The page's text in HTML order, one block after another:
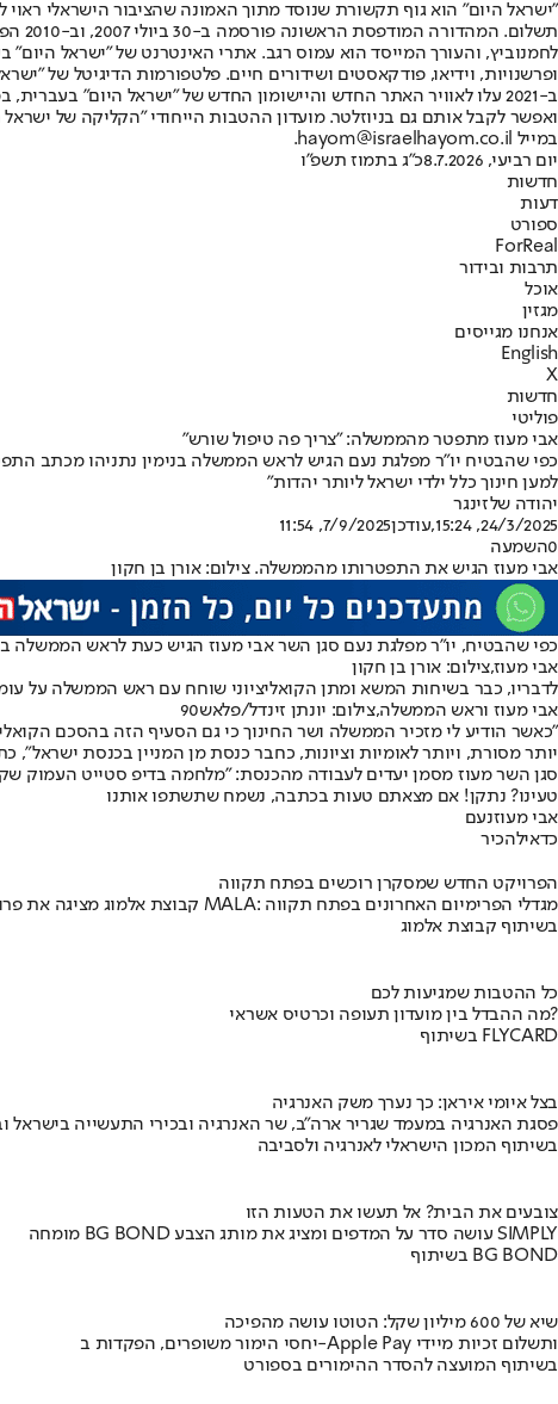
"ישראל היום" הוא גוף תקשורת שנוסד מתוך האמונה שהציבור הישראלי ראוי
ופרשנויות, וידיאו, פודקאסטים ושידורים חיים. פלטפורמות הדיגיטל של
ב-2021 עלו לאוויר האתר החדש והיישומון החדש של "ישראל היום"
ואפשר לקבל אותם גם בניוזלטר. מועדון ההטבות הייחודי "הקליקה של
במייל hayom@israelhayom.co.il.
יום רביעי, 8.7.2026
כ"ג בתמוז תשפ"ו
חדשות
דעות
ספורט
ForReal
תרבות ובידור
אוכל
מגזין
אנחנו מגייסים
English
X
חדשות
פוליטי
אבי מעוז מתפטר מהממשלה: "צריך פה טיפול שורש"
כפי שהבטיח יו״ר מפלגת נעם הגיש לראש הממשלה בנימין נתניהו מכתב
למען חינוך כלל ילדי ישראל ליותר יהדות"
יהודה שלזינגר
24/3/2025, 15:24
,עודכן7/9/2025, 11:54
0השמעה
אבי מעוז הגיש את התפטרותו מהממשלה. צילום: אורן בן חקון
כפי שהבטיח, יו״ר מפלגת נעם סגן השר אבי מעוז הגיש כעת לראש הממשלה
אבי מעוז,צילום: אורן בן חקון
לדבריו, כבר בשיחות המשא ומתן הקואליציוני שוחח עם ראש הממשלה על
אבי מעוז וראש הממשלה,צילום: יונתן זינדל/פלאש90
״כאשר הודיע לי מזכיר הממשלה ושר החינוך כי גם הסעיף הזה בהסכם
יותר מסורת, ויותר לאומיות וציונות, כחבר כנסת מן המניין בכנסת ישראל״,
סגן השר מעוז מסמן יעדים לעבודה מהכנסת: ״מלחמה בדיפ סטייט העמוק שקיים במשרד החינוך״ כדבריו. נציין
טעינו? נתקן! אם מצאתם טעות בכתבה, נשמח שתשתפו אותנו
אבי מעוזנעם
כדאילהכיר
הפרויקט החדש שמסקרן רוכשים בפתח תקווה
קבוצת אלמוג מציגה את פרויקט MALA: מגדלי הפרימיום האחרונים בפתח תקווה
בשיתוף קבוצת אלמוג
כל ההטבות שמגיעות לכם
מה ההבדל בין מועדון תעופה וכרטיס אשראי?
בשיתוף FLYCARD
בצל איומי איראן: כך נערך משק האנרגיה
פסגת האנרגיה במעמד שגריר ארה"ב, שר האנרגיה ובכירי התעשייה בישראל
בשיתוף המכון הישראלי לאנרגיה ולסביבה
צובעים את הבית? אל תעשו את הטעות הזו
מומחה BG BOND עושה סדר על המדפים ומציג את מותג הצבע SIMPLY
בשיתוף BG BOND
שיא של 600 מיליון שקל: הטוטו עושה מהפיכה
יחסי הימור משופרים, הפקדות ב-Apple Pay ותשלום זכיות מיידי
בשיתוף המועצה להסדר ההימורים בספורט